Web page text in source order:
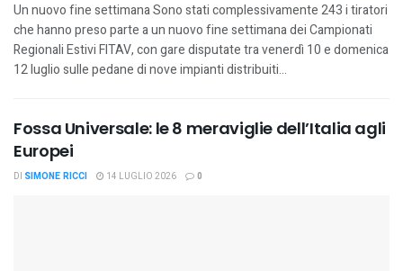
Un nuovo fine settimana Sono stati complessivamente 243 i tiratori
che hanno preso parte a un nuovo fine settimana dei Campionati
Regionali Estivi FITAV, con gare disputate tra venerdì 10 e domenica
12 luglio sulle pedane di nove impianti distribuiti...
Fossa Universale: le 8 meraviglie dell’Italia agli
Europei
DI SIMONE RICCI 14 LUGLIO 2026 0